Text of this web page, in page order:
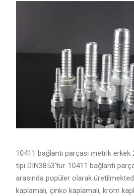
10411 bağlantı parçası metrik
tipi DIN3853'tür. 10411 bağlantı
arasında popüler olarak
kaplamalı, çinko kaplamalı, krom